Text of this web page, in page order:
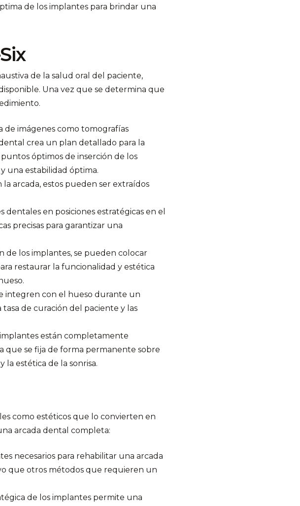
de los implantes para brindar una
de la salud oral del paciente,
Una vez que se determina que
de imágenes como tomografías
crea un plan detallado para la
óptimos de inserción de los
una estabilidad óptima.
la arcada, estos pueden ser extraídos
dentales en posiciones estratégicas en el
precisas para garantizar una
de los implantes, se pueden colocar
restaurar la funcionalidad y estética
integren con el hueso durante un
de curación del paciente y las
están completamente
que se fija de forma permanente sobre
estética de la sonrisa.
como estéticos que lo convierten en
arcada dental completa:
necesarios para rehabilitar una arcada
que otros métodos que requieren un
de los implantes permite una